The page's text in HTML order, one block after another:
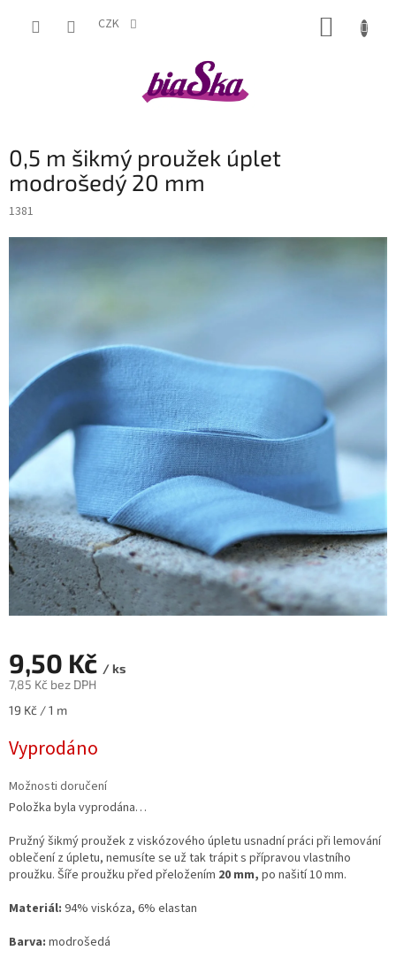
CZK
0,5 m šikmý proužek úplet
modrošedý 20 mm
1381
9,50 Kč / ks
7,85 Kč bez DPH
Měrná
19 Kč / 1 m
Vyprodáno
Možnosti doručení
Položka byla vyprodána…
Pružný šikmý proužek z viskózového úpletu usnadní práci při lemování
oblečení z úpletu, nemusíte se už tak trápit s přípravou vlastního
proužku. Šíře proužku před přeložením 20 mm, po našití 10 mm.
Materiál: 94% viskóza, 6% elastan
Barva: modrošedá